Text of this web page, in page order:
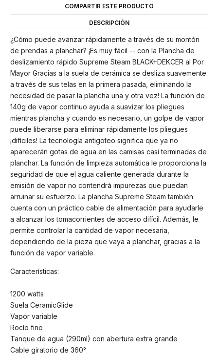
COMPARTIR ESTE PRODUCTO
DESCRIPCIÓN
¿Cómo puede avanzar rápidamente a través de su montón
de prendas a planchar? ¡Es muy fácil -- con la Plancha de
deslizamiento rápido Supreme Steam BLACK+DEKCER al Por
Mayor Gracias a la suela de cerámica se desliza suavemente
a través de sus telas en la primera pasada, eliminando la
necesidad de pasar la plancha una y otra vez! La función de
140g de vapor continuo ayuda a suavizar los pliegues
mientras plancha y cuando es necesario, un golpe de vapor
puede liberarse para eliminar rápidamente los pliegues
¡difíciles! La tecnología antigoteo significa que ya no
aparecerán gotas de agua en las camisas casi terminadas de
planchar. La función de limpieza automática le proporciona la
seguridad de que el agua caliente generada durante la
emisión de vapor no contendrá impurezas que puedan
arruinar su esfuerzo. La plancha Supreme Steam también
cuenta con un práctico cable de alimentación para ayudarle
a alcanzar los tomacorrientes de acceso difícil. Además, le
permite controlar la cantidad de vapor necesaria,
dependiendo de la pieza que vaya a planchar, gracias a la
función de vapor variable.
Características:
1200 watts
Suela CeramicGlide
Vapor variable
Rocío fino
Tanque de agua (290ml) con abertura extra grande
Cable giratorio de 360°